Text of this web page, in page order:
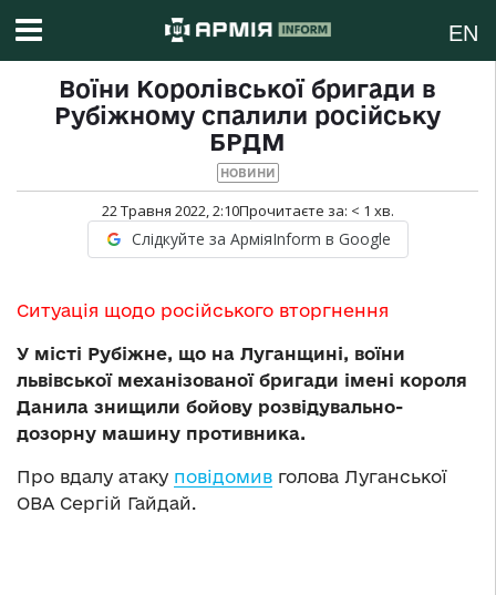
EN
Воїни Королівської бригади в
Рубіжному спалили російську
БРДМ
НОВИНИ
22 Травня 2022, 2:10Прочитаєте за: < 1 хв.
Слідкуйте за АрміяInform в Google
Ситуація щодо російського вторгнення
У місті Рубіжне, що на Луганщині, воїни
львівської механізованої бригади імені короля
Данила знищили бойову розвідувально-
дозорну машину противника.
Про вдалу атаку повідомив голова Луганської
ОВА Сергій Гайдай.